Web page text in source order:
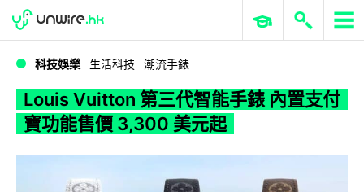
WWDC 2026 ERP 與商業 AI
科技娛樂 生活科技 潮流手錶
Louis Vuitton 第三代智能手錶 內置支付
寶功能售價 3,300 美元起